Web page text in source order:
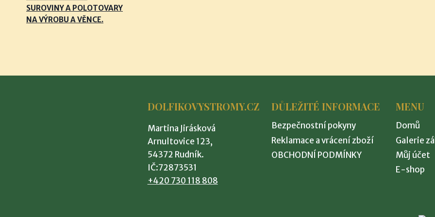
SUROVINY A POLOTOVARY
NA VÝROBU A VĚNCE.
DOLFIKOVYSTROMY.CZ
Martina Jirásková
Arnultovice 123,
54372 Rudník.
IČ:72873531
+420 730 118 808
DŮLEŽITÉ INFORMACE
Bezpečnostní pokyny
Reklamace a vrácení zboží
OBCHODNÍ PODMÍNKY
MENU
Domů
Galerie
Můj účet
E-shop